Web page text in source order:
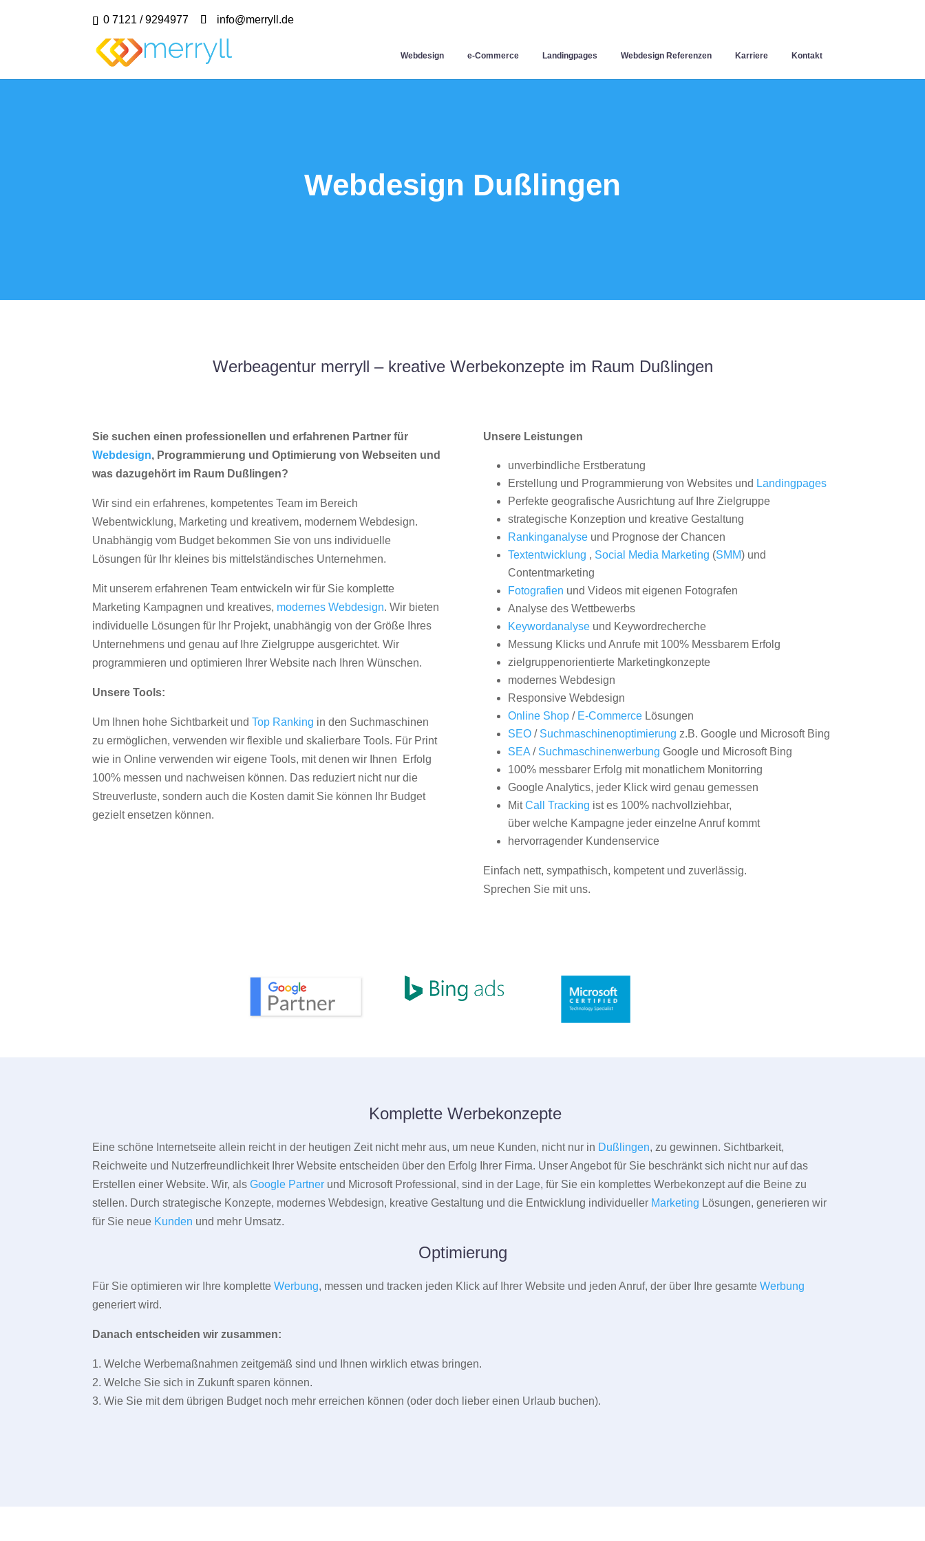
0 7121 / 9294977 info@merryll.de
Webdesign e-Commerce Landingpages Webdesign Referenzen Karriere Kontakt
Webdesign Dußlingen
Werbeagentur merryll – kreative Werbekonzepte im Raum Dußlingen
Sie suchen einen professionellen und erfahrenen Partner für
Webdesign, Programmierung und Optimierung von Webseiten und
was dazugehört im Raum Dußlingen?
Wir sind ein erfahrenes, kompetentes Team im Bereich
Webentwicklung, Marketing und kreativem, modernem Webdesign.
Unabhängig vom Budget bekommen Sie von uns individuelle
Lösungen für Ihr kleines bis mittelständisches Unternehmen.
Mit unserem erfahrenen Team entwickeln wir für Sie komplette
Marketing Kampagnen und kreatives, modernes Webdesign. Wir bieten
individuelle Lösungen für Ihr Projekt, unabhängig von der Größe Ihres
Unternehmens und genau auf Ihre Zielgruppe ausgerichtet. Wir
programmieren und optimieren Ihrer Website nach Ihren Wünschen.
Unsere Tools:
Um Ihnen hohe Sichtbarkeit undTop Ranking in den Suchmaschinen
zu ermöglichen, verwenden wir flexible und skalierbare Tools. Für Print
wie in Online verwenden wir eigene Tools, mit denen wir Ihnen Erfolg
100% messen und nachweisen können. Das reduziert nicht nur die
Streuverluste, sondern auch die Kosten damit Sie können Ihr Budget
gezielt ensetzen können.
Unsere Leistungen
unverbindliche Erstberatung
Erstellung und Programmierung von Websites und Landingpages
Perfekte geografische Ausrichtung auf Ihre Zielgruppe
strategische Konzeption und kreative Gestaltung
Rankinganalyseund Prognose der Chancen
Textentwicklung , Social Media Marketing (SMM) und
Contentmarketing
Fotografien und Videos mit eigenen Fotografen
Analyse des Wettbewerbs
Keywordanalyseund Keywordrecherche
Messung Klicks und Anrufe mit 100% Messbarem Erfolg
zielgruppenorientierte Marketingkonzepte
modernes Webdesign
Responsive Webdesign
Online Shop/ E-CommerceLösungen
SEO/ Suchmaschinenoptimierung z.B. Google und Microsoft Bing
SEA/ Suchmaschinenwerbung Google und Microsoft Bing
100% messbarer Erfolg mit monatlichem Monitorring
Google Analytics, jeder Klick wird genau gemessen
MitCall Tracking ist es 100% nachvollziehbar,
über welche Kampagne jeder einzelne Anruf kommt
hervorragender Kundenservice
Einfach nett, sympathisch, kompetent und zuverlässig.
Sprechen Sie mit uns.
Komplette Werbekonzepte
Eine schöne Internetseite allein reicht in der heutigen Zeit nicht mehr aus, um neue Kunden, nicht nur in Dußlingen, zu gewinnen. Sichtbarkeit,
Reichweite und Nutzerfreundlichkeit Ihrer Website entscheiden über den Erfolg Ihrer Firma. Unser Angebot für Sie beschränkt sich nicht nur auf das
Erstellen einer Website. Wir, alsGoogle Partner und Microsoft Professional, sind in der Lage, für Sie ein komplettes Werbekonzept auf die Beine zu
stellen. Durch strategische Konzepte, modernes Webdesign, kreative Gestaltung und die Entwicklung individueller Marketing Lösungen, generieren wir
für Sie neue Kunden und mehr Umsatz.
Optimierung
Für Sie optimieren wir Ihre kompletteWerbung, messen und tracken jeden Klick auf Ihrer Website und jeden Anruf, der über Ihre gesamteWerbung
generiert wird.
Danach entscheiden wir zusammen:
1. Welche Werbemaßnahmen zeitgemäß sind und Ihnen wirklich etwas bringen.
2. Welche Sie sich in Zukunft sparen können.
3. Wie Sie mit dem übrigen Budget noch mehr erreichen können (oder doch lieber einen Urlaub buchen).